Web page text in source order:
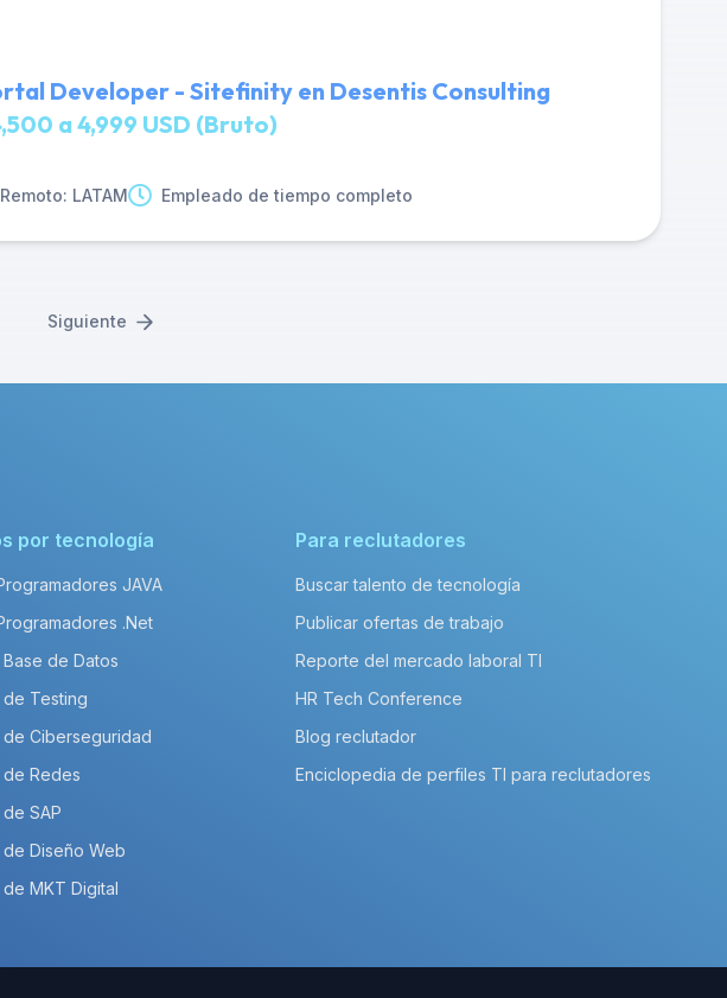
Developer - Sitefinity en Desentis Consulting
a 4,999 USD (Bruto)
Remoto: LATAM Empleado de tiempo completo
Siguiente
por tecnología
JAVA
.Net
de Datos
Testing
de Ciberseguridad
Redes
SAP
Diseño Web
MKT Digital
Para reclutadores
Buscar talento de tecnología
Publicar ofertas de trabajo
Reporte del mercado laboral TI
HR Tech Conference
Blog reclutador
Enciclopedia de perfiles TI para reclutadores